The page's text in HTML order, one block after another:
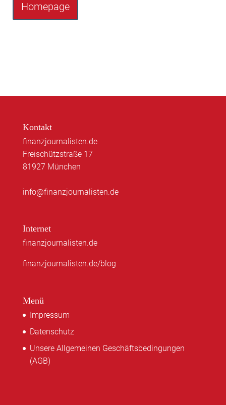
Homepage
Kontakt
finanzjournalisten.de
Freischützstraße 17
81927 München
info@finanzjournalisten.de
Internet
finanzjournalisten.de
finanzjournalisten.de/blog
Menü
Impressum
Datenschutz
Unsere Allgemeinen Geschäftsbedingungen
(AGB)